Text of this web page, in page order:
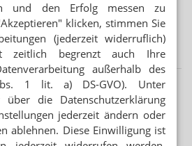
und den Erfolg messen zu
klicken, stimmen Sie
(jederzeit widerruflich)
zeitlich begrenzt auch Ihre
außerhalb des
1 lit. a) DS-GVO). Unter
über die Datenschutzerklärung
jederzeit ändern oder
ablehnen. Diese Einwilligung ist
PRÜFT UMSETZUNGSBEDARF
Wiederabgabe nicht